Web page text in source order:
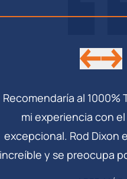
Recomendaría al 1000%
mi experiencia con
excepcional. Rod Dixon
increíble y se preocupa